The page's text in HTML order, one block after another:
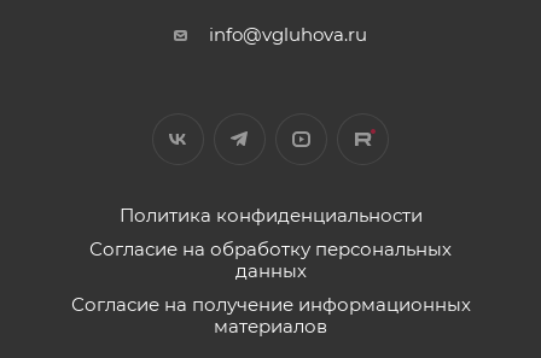
info@vgluhova.ru
Политика конфиденциальности
Согласие на обработку персональных
данных
Согласие на получение информационных
материалов